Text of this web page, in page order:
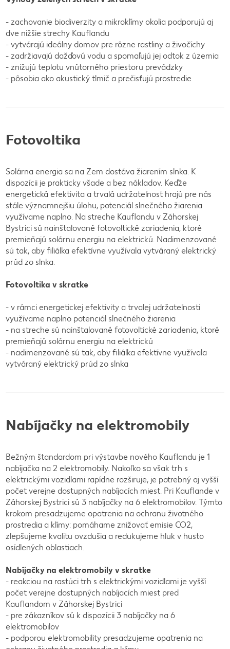
- zachovanie biodiverzity a mikroklímy okolia podporujú aj
dve nižšie strechy Kauflandu
- vytvárajú ideálny domov pre rôzne rastliny a živočíchy
- zadržiavajú dažďovú vodu a spomaľujú jej odtok z územia
- znižujú teplotu vnútorného priestoru prevádzky
- pôsobia ako akustický tlmič a prečisťujú prostredie
Fotovoltika
Solárna energia sa na Zem dostáva žiarením slnka. K
dispozícii je prakticky všade a bez nákladov. Keďže
energetická efektivita a trvalá udržateľnosť hrajú pre nás
stále významnejšiu úlohu, potenciál slnečného žiarenia
využívame naplno. Na streche Kauflandu v Záhorskej
Bystrici sú nainštalované fotovoltické zariadenia, ktoré
premieňajú solárnu energiu na elektrickú. Nadimenzované
sú tak, aby filiálka efektívne využívala vytváraný elektrický
prúd zo slnka.
Fotovoltika v skratke
- v rámci energetickej efektivity a trvalej udržateľnosti
využívame naplno potenciál slnečného žiarenia
- na streche sú nainštalované fotovoltické zariadenia, ktoré
premieňajú solárnu energiu na elektrickú
- nadimenzované sú tak, aby filiálka efektívne využívala
vytváraný elektrický prúd zo slnka
Nabíjačky na elektromobily
Bežným štandardom pri výstavbe nového Kauflandu je 1
nabíjačka na 2 elektromobily. Nakoľko sa však trh s
elektrickými vozidlami rapídne rozširuje, je potrebný aj vyšší
počet verejne dostupných nabíjacích miest. Pri Kauflande v
Záhorskej Bystrici sú 3 nabíjačky na 6 elektromobilov. Týmto
krokom presadzujeme opatrenia na ochranu životného
prostredia a klímy: pomáhame znižovať emisie CO2,
zlepšujeme kvalitu ovzdušia a redukujeme hluk v husto
osídlených oblastiach.
Nabíjačky na elektromobily v skratke
- reakciou na rastúci trh s elektrickými vozidlami je vyšší
počet verejne dostupných nabíjacích miest pred
Kauflandom v Záhorskej Bystrici
- pre zákazníkov sú k dispozícii 3 nabíjačky na 6
elektromobilov
- podporou elektromobility presadzujeme opatrenia na